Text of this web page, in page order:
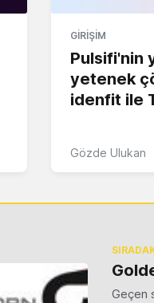
GIRIŞIM
Pulsifi'nin
yetenek
idenfit ile
Gözde Ulukan
Geçen